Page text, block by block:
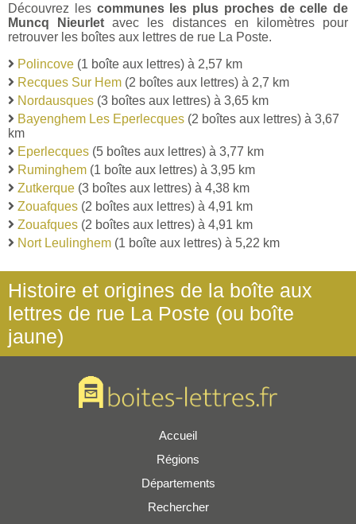
Découvrez les communes les plus proches de celle de
Muncq Nieurlet avec les distances en kilomètres pour
retrouver les boîtes aux lettres de rue La Poste.
Polincove (1 boîte aux lettres) à 2,57 km
Recques Sur Hem (2 boîtes aux lettres) à 2,7 km
Nordausques (3 boîtes aux lettres) à 3,65 km
Bayenghem Les Eperlecques (2 boîtes aux lettres) à 3,67
km
Eperlecques (5 boîtes aux lettres) à 3,77 km
Ruminghem (1 boîte aux lettres) à 3,95 km
Zutkerque (3 boîtes aux lettres) à 4,38 km
Zouafques (2 boîtes aux lettres) à 4,91 km
Zouafques (2 boîtes aux lettres) à 4,91 km
Nort Leulinghem (1 boîte aux lettres) à 5,22 km
Histoire et origines de la boîte aux
lettres de rue La Poste (ou boîte
jaune)
Accueil
Régions
Départements
Rechercher